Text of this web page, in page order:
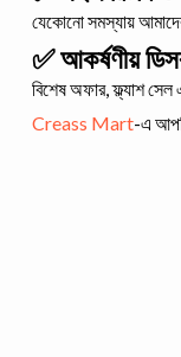
যেকোনো সমস্যায়
✅ আকর্ষণীয়
বিশেষ অফার, ফ্ল্যাশ
Creass Mart-এ